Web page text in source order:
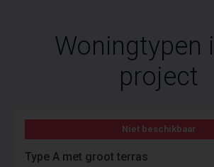
Woningtypen
project
Niet beschikbaar
Type A met groot terras